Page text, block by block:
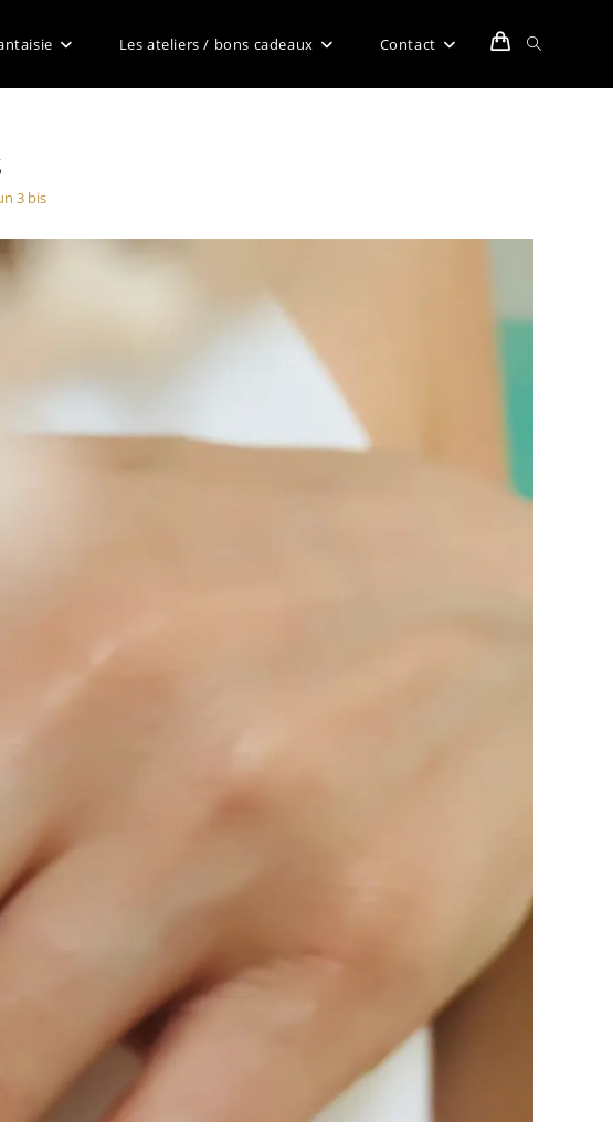
Les ateliers / bons cadeaux Contact Toggle
3 bis